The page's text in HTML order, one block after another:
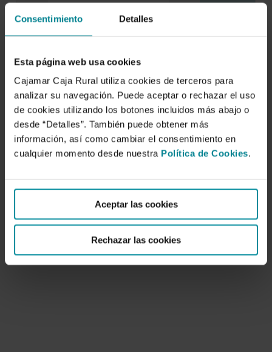
Consentimiento Detalles
Esta página web usa cookies
Cajamar Caja Rural utiliza cookies de terceros para
analizar su navegación. Puede aceptar o rechazar el uso
de cookies utilizando los botones incluidos más abajo o
desde “Detalles”. También puede obtener más
información, así como cambiar el consentimiento en
cualquier momento desde nuestra Política de Cookies.
Aceptar las cookies
Rechazar las cookies
California tolerantes al TSWV en
Invernadero.
1 de enero de 2007